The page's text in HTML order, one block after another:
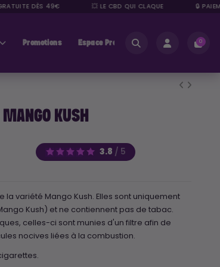
DÈS 49€ 💥 LE CBD QUI CLAQUE 🔒
Promotions Espace Pros 0
KUSH
3.8 / 5
la variété Mango Kush. Elles sont uniquement
Kush) et ne contiennent pas de tabac.
celles-ci sont munies d'un filtre afin de
nocives liées à la combustion.